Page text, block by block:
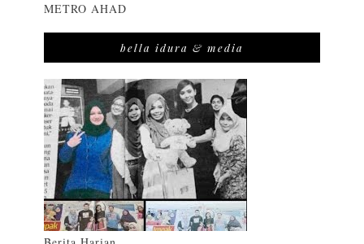
METRO AHAD
bella idura & media